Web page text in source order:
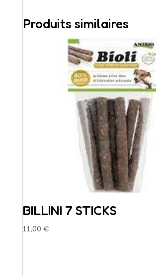
Produits similaires
BILLINI 7 STICKS
11,00 €